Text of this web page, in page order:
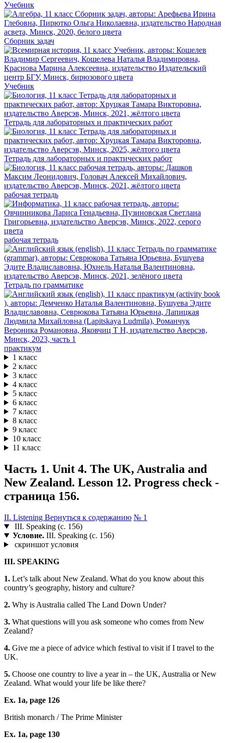
Учебник
Сборник задач
Учебник
Тетрадь для лабораторных и практических работ
Тетрадь для лабораторных и практических работ
рабочая тетрадь
рабочая тетрадь
Тетрадь по грамматике
практикум
1 класс
2 класс
3 класс
4 класс
5 класс
6 класс
7 класс
8 класс
9 класс
10 класс
11 класс
Часть 1. Unit 4. The UK, Australia and
New Zealand. Lesson 12. Progress check -
страница 156.
II. Listening Вернуться к содержанию № 1
III. Speaking (с. 156)
Условие.III. Speaking (с. 156)
скриншот условия
III. SPEAKING
1. Let’s talk about New Zealand. What do you know about this
country’s geography, history and culture?
2. Why is Australia called The Land Down Under?
3. What questions will you ask someone who comes from New
Zealand?
4. Give me a piece of advice which festival to visit if I travel to the
UK.
5. Choose one country to live a year in – the UK, Australia or New
Zealand. What would your life be like there?
Ex. 1a, page 126
British monarch / The Prime Minister
Ex. 1a, page 130